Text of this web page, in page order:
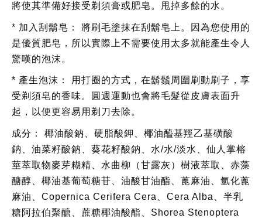
將使其準備好接受剃須膏或肥皂。甩掉多餘的水。
* 加入刮鬍皂：
將刷毛塗抹在刮鬍皂上。因為您使用的
是優質肥皂，所以實際上不需要使用太多就能產生令人
驚嘆的泡沫。
* 產生泡沫：
用打圈的方式，在鬍鬚周圍刷動刷子，享
受剃須皂的香味。圓週運動也會將毛髮從皮膚表面升
起，以便更容易用剃刀去除。
成分：
椰油酸鈉、硬脂酸鉀、椰油醯基羥乙基磺酸
鈉、油菜籽酸鈉、葵花籽酸鈉、水/水/淡水、仙人掌榕
莖萃取物麥芽糊精、水曲柳（甘露灰）樹液萃取、赤藻
醣醇、椰油基葡萄糖苷、油酸甘油酯、蓖麻油、氫化蓖
麻油、Copernica Cerifera Cera、Cera Alba、半乳
糖阿拉伯聚醣、蔗糖椰油酸酯、Shorea Stenoptera